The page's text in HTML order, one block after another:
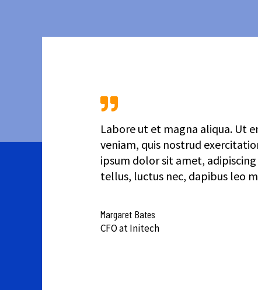
Labore ut et magna aliqua. Ut
veniam, quis nostrud
ipsum dolor sit amet,
tellus, luctus nec, dapibus leo
Margaret Bates
CFO at Initech